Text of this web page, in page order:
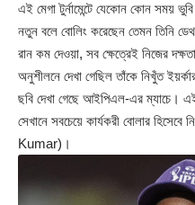
এই মেগা টুর্নামেন্টে যেকোন কোন সময়
নতুন বলে বোলিং করেছেন তেমন তিনি
রান কম দেওয়া, সব ক্ষেত্রেই নিজের
অনুশীলনে দেখা গেছিল তাঁকে নিখুঁত
ছবি দেখা গেছে আইপিএল-এর ম্যাচে।
সেখানে সবচেয়ে কার্যকরী বোলার
Kumar)।